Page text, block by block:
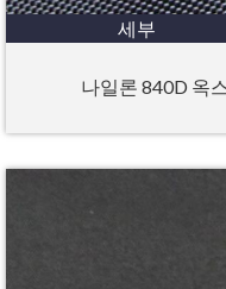
세부
나일론 840D 옥